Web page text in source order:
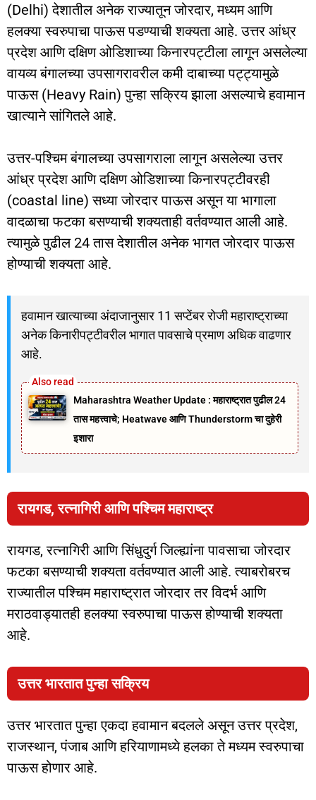
(Delhi) देशातील अनेक राज्यातून जोरदार, मध्यम आणि
हलक्या स्वरुपाचा पाऊस पडण्याची शक्यता आहे. उत्तर आंध्र
प्रदेश आणि दक्षिण ओडिशाच्या किनारपट्टीला लागून असलेल्या
वायव्य बंगालच्या उपसागरावरील कमी दाबाच्या पट्ट्यामुळे
पाऊस (Heavy Rain) पुन्हा सक्रिय झाला असल्याचे हवामान
खात्याने सांगितले आहे.
उत्तर-पश्चिम बंगालच्या उपसागराला लागून असलेल्या उत्तर
आंध्र प्रदेश आणि दक्षिण ओडिशाच्या किनारपट्टीवरही
(coastal line) सध्या जोरदार पाऊस असून या भागाला
वादळाचा फटका बसण्याची शक्यताही वर्तवण्यात आली आहे.
त्यामुळे पुढील 24 तास देशातील अनेक भागत जोरदार पाऊस
होण्याची शक्यता आहे.
हवामान खात्याच्या अंदाजानुसार 11 सप्टेंबर रोजी महाराष्ट्राच्या
अनेक किनारीपट्टीवरील भागात पावसाचे प्रमाण अधिक वाढणार
आहे.
Maharashtra Weather Update : महाराष्ट्रात पुढील 24
तास महत्त्वाचे; Heatwave आणि Thunderstorm चा दुहेरी
इशारा
रायगड, रत्नागिरी आणि पश्चिम महाराष्ट्र
रायगड, रत्नागिरी आणि सिंधुदुर्ग जिल्ह्यांना पावसाचा जोरदार
फटका बसण्याची शक्यता वर्तवण्यात आली आहे. त्याबरोबरच
राज्यातील पश्चिम महाराष्ट्रात जोरदार तर विदर्भ आणि
मराठवाड्यातही हलक्या स्वरुपाचा पाऊस होण्याची शक्यता
आहे.
उत्तर भारतात पुन्हा सक्रिय
उत्तर भारतात पुन्हा एकदा हवामान बदलले असून उत्तर प्रदेश,
राजस्थान, पंजाब आणि हरियाणामध्ये हलका ते मध्यम स्वरुपाचा
पाऊस होणार आहे.